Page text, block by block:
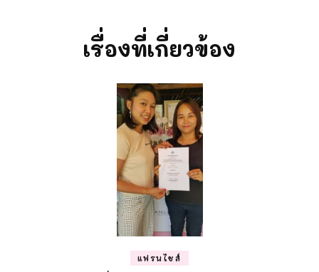
เรื่องที่เกี่ยวข้อง
แฟรนไชส์